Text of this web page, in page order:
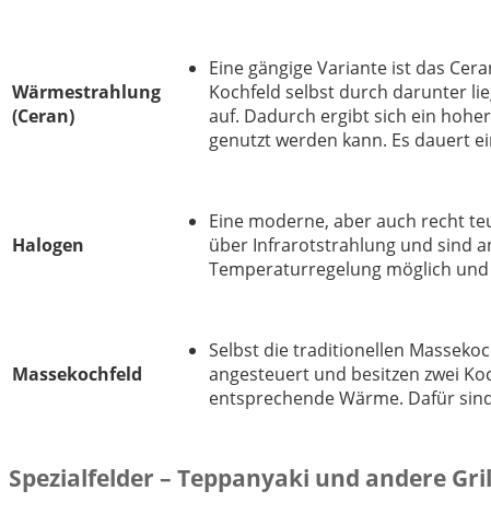
Wärmestrahlung
(Ceran)
Eine gängige Variante ist das
Kochfeld selbst durch darunter
auf. Dadurch ergibt sich ein
genutzt werden kann. Es dauert
Halogen
Eine moderne, aber auch recht
über Infrarotstrahlung und sind
Temperaturregelung möglich
Massekochfeld
Selbst die traditionellen
angesteuert und besitzen zwei
entsprechende Wärme. Dafür
Spezialfelder – Teppanyaki und andere